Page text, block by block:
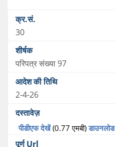
30
परिपत्र संख्या 97
2-4-26
पीडीएफ देखें(0.77 एमबी)डाउनलोड